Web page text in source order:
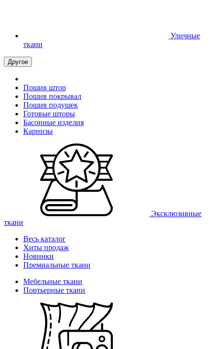
Уличные
ткани
Другое
Пошив штор
Пошив покрывал
Пошив подушек
Готовые шторы
Басонные изделия
Карнизы
Эксклюзивные
ткани
Весь каталог
Хиты продаж
Новинки
Премиальные ткани
Мебельные ткани
Портьерные ткани